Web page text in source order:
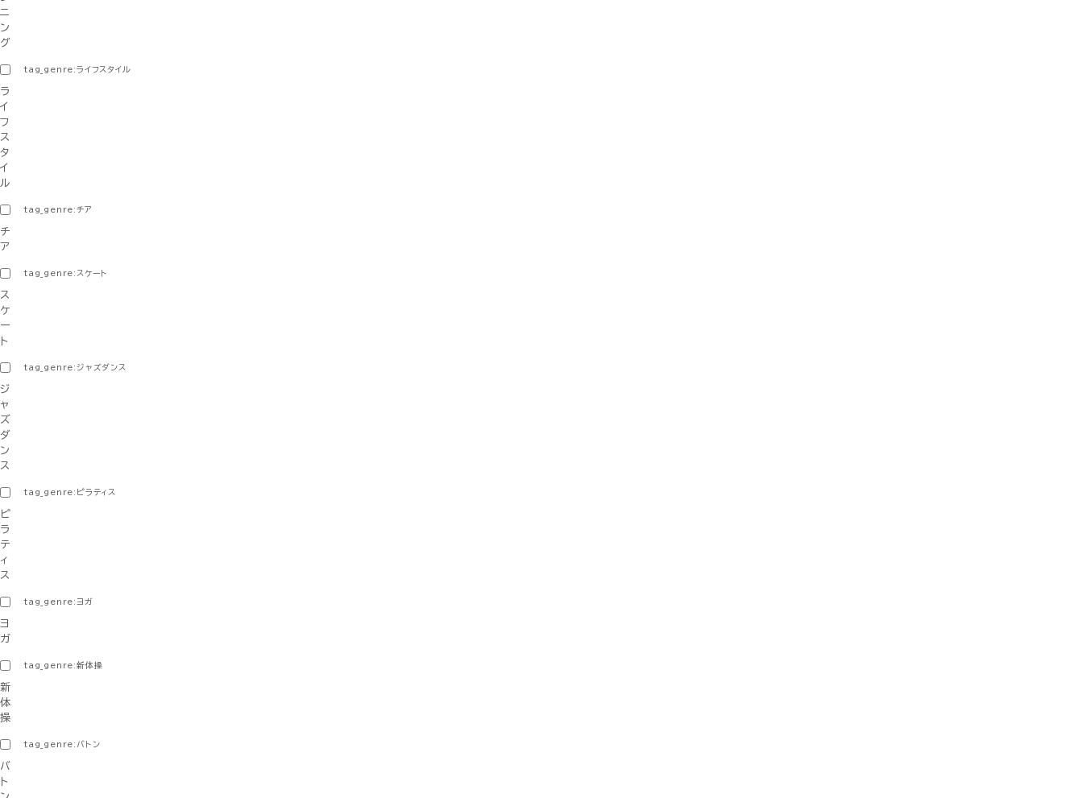
ニ
ン
グ
tag_genre:ライフスタイル
ラ
イ
フ
ス
タ
イ
ル
tag_genre:チア
チ
ア
tag_genre:スケート
ス
ケ
ー
ト
tag_genre:ジャズダンス
ジ
ャ
ズ
ダ
ン
ス
tag_genre:ピラティス
ピ
ラ
テ
ィ
ス
tag_genre:ヨガ
ヨ
ガ
tag_genre:新体操
新
体
操
tag_genre:バトン
バ
ト